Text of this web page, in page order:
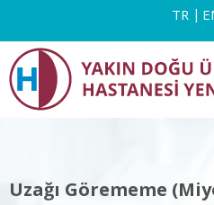
TR
Uzağı Görememe